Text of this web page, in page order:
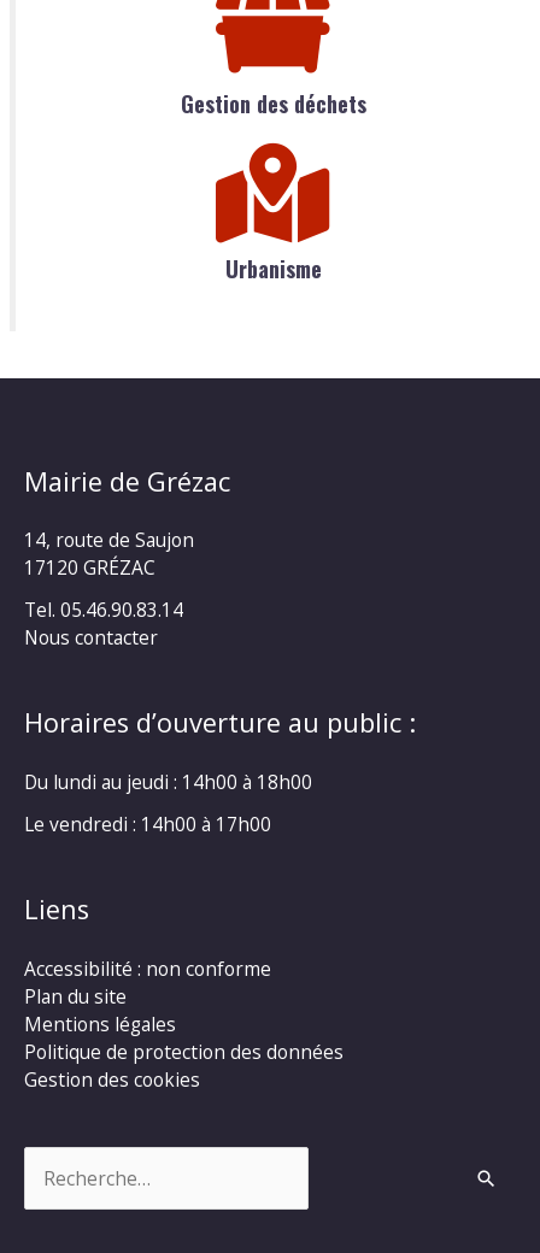
Gestion des déchets
Urbanisme
Mairie de Grézac
14, route de Saujon
17120 GRÉZAC
Tel. 05.46.90.83.14
Nous contacter
Horaires d’ouverture au public :
Du lundi au jeudi : 14h00 à 18h00
Le vendredi : 14h00 à 17h00
Liens
Accessibilité : non conforme
Plan du site
Mentions légales
Politique de protection des données
Gestion des cookies